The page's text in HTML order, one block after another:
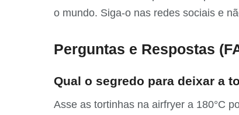
o mundo. Siga-o nas redes sociais e
Perguntas e Respostas
Qual o segredo para deixar a
Asse as tortinhas na airfryer a 180°C